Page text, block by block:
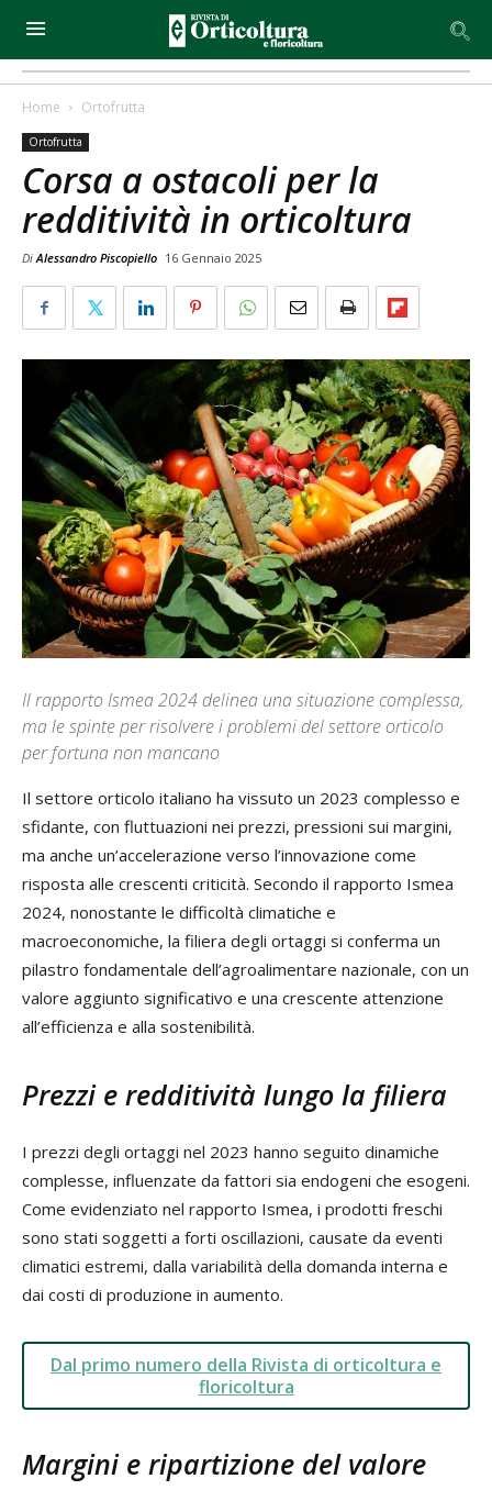
Home Ortofrutta
Ortofrutta
Corsa a ostacoli per la
redditività in orticoltura
DiAlessandro Piscopiello 16 Gennaio 2025
Il rapporto Ismea 2024 delinea una situazione complessa,
ma le spinte per risolvere i problemi del settore orticolo
per fortuna non mancano
Il settore orticolo italiano ha vissuto un 2023 complesso e
sfidante, con fluttuazioni nei prezzi, pressioni sui margini,
ma anche un’accelerazione verso l’innovazione come
risposta alle crescenti criticità. Secondo il rapporto Ismea
2024, nonostante le difficoltà climatiche e
macroeconomiche, la filiera degli ortaggi si conferma un
pilastro fondamentale dell’agroalimentare nazionale, con un
valore aggiunto significativo e una crescente attenzione
all’efficienza e alla sostenibilità.
Prezzi e redditività lungo la filiera
I prezzi degli ortaggi nel 2023 hanno seguito dinamiche
complesse, influenzate da fattori sia endogeni che esogeni.
Come evidenziato nel rapporto Ismea, i prodotti freschi
sono stati soggetti a forti oscillazioni, causate da eventi
climatici estremi, dalla variabilità della domanda interna e
dai costi di produzione in aumento.
Dal primo numero della Rivista di orticoltura e
floricoltura
Margini e ripartizione del valore